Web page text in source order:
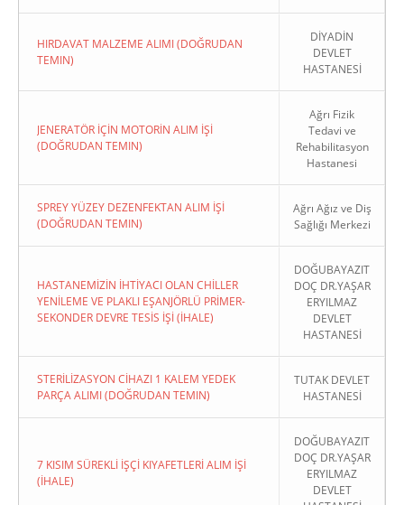
HIRDAVAT MALZEME ALIMI (DOĞRUDAN
TEMIN)
DİYADİN
DEVLET
HASTANESİ
JENERATÖR İÇİN MOTORİN ALIM İŞİ
(DOĞRUDAN TEMIN)
Ağrı Fizik
Tedavi ve
Rehabilitasyon
Hastanesi
SPREY YÜZEY DEZENFEKTAN ALIM İŞİ
(DOĞRUDAN TEMIN)
Ağrı Ağız ve Diş
Sağlığı Merkezi
HASTANEMİZİN İHTİYACI OLAN CHİLLER
YENİLEME VE PLAKLI EŞANJÖRLÜ PRİMER-
SEKONDER DEVRE TESİS İŞİ (İHALE)
DOĞUBAYAZIT
DOÇ DR.YAŞAR
ERYILMAZ
DEVLET
HASTANESİ
STERİLİZASYON CİHAZI 1 KALEM YEDEK
PARÇA ALIMI (DOĞRUDAN TEMIN)
TUTAK DEVLET
HASTANESİ
7 KISIM SÜREKLİ İŞÇİ KIYAFETLERİ ALIM İŞİ
(İHALE)
DOĞUBAYAZIT
DOÇ DR.YAŞAR
ERYILMAZ
DEVLET